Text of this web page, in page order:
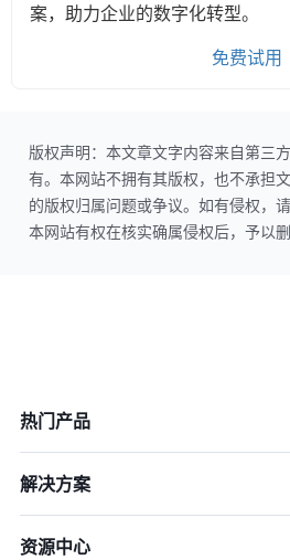
案，助力企业的数字化转型。
免费试用
版权声明：本文章文字内容来自第三
有。本网站不拥有其版权，也不承担
的版权归属问题或争议。如有侵权，请
本网站有权在核实确属侵权后，予以删
热门产品
解决方案
资源中心